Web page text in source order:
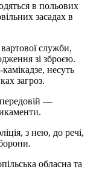
в польових
засадах в
служби,
зі зброєю.
несуть
загроз.
—
з нею, до речі,
обласна та